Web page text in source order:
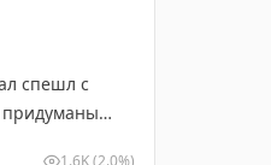
спешл с
1.6K(2.0%)